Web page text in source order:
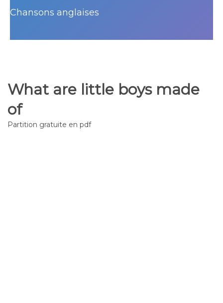
Chansons anglaises
What are little boys made
of
Partition gratuite en pdf